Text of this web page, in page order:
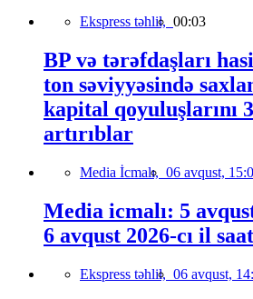
Ekspress təhlil, 00:03
BP və tərəfdaşları
ton səviyyəsində
kapital qoyuluşlarını
artırıblar
Media İcmalı, 06 avqust,
Media icmalı: 5
6 avqust 2026-cı il
Ekspress təhlil, 06 avqust,